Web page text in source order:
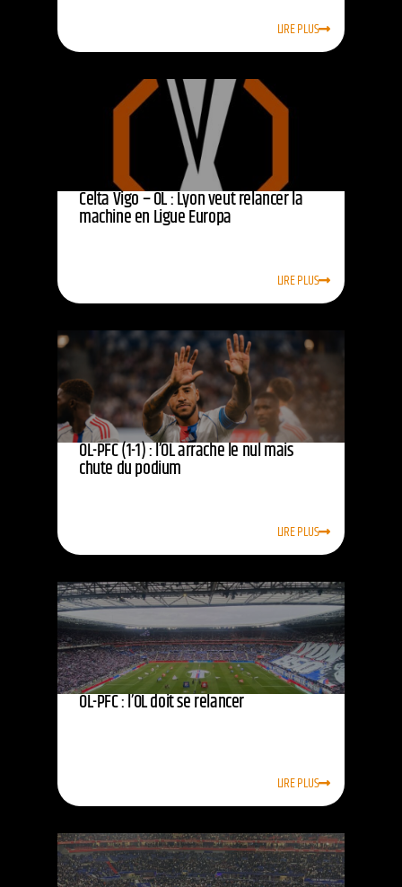
LIRE PLUS
Celta Vigo – OL : Lyon veut relancer la
machine en Ligue Europa
LIRE PLUS
OL-PFC (1-1) : l’OL arrache le nul mais
chute du podium
LIRE PLUS
OL-PFC : l’OL doit se relancer
LIRE PLUS